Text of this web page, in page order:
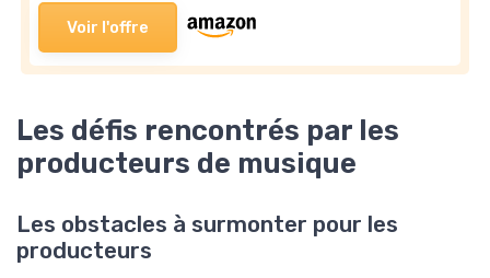
Voir l'offre
Les défis rencontrés par les
producteurs de musique
Les obstacles à surmonter pour les
producteurs